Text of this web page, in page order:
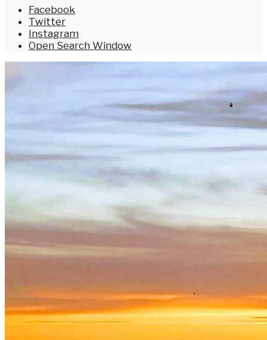
Facebook
Twitter
Instagram
Open Search Window